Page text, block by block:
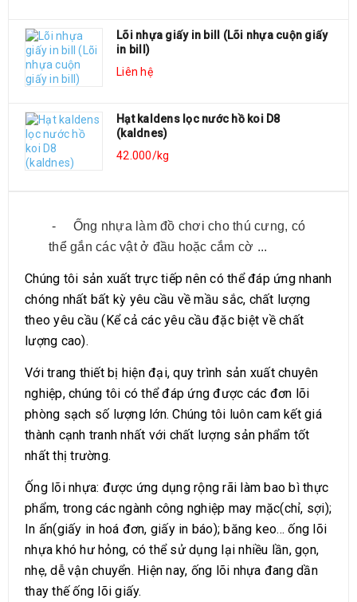
Lõi nhựa giấy in bill (Lõi nhựa cuộn giấy
in bill)
Liên hệ
Hạt kaldens lọc nước hồ koi D8
(kaldnes)
42.000/kg
MÔ TẢ SẢN PHẨM
- Ống nhựa làm đồ chơi cho thú cưng, có
thể gắn các vật ở đầu hoặc cắm cờ ...
Chúng tôi sản xuất trực tiếp nên có thể đáp ứng nhanh
chóng nhất bất kỳ yêu cầu về mầu sắc, chất lượng
theo yêu cầu (Kể cả các yêu cầu đặc biệt về chất
lượng cao).
Với trang thiết bị hiện đại, quy trình sản xuất chuyên
nghiệp, chúng tôi có thể đáp ứng được các đơn lõi
phòng sạch số lượng lớn. Chúng tôi luôn cam kết giá
thành cạnh tranh nhất với chất lượng sản phẩm tốt
nhất thị trường.
Ống lõi nhựa: được ứng dụng rộng rãi làm bao bì thực
phẩm, trong các ngành công nghiệp may mặc(chỉ, sợi);
In ấn(giấy in hoá đơn, giấy in báo); băng keo... ống lõi
nhựa khó hư hỏng, có thể sử dụng lại nhiều lần, gọn,
nhẹ, dễ vận chuyển. Hiện nay, ống lõi nhựa đang dần
thay thế ống lõi giấy.